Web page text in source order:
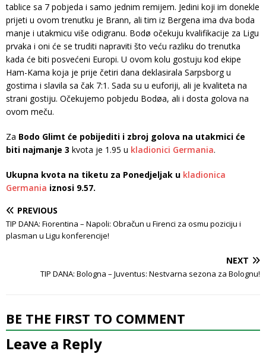
tablice sa 7 pobjeda i samo jednim remijem. Jedini koji im donekle
prijeti u ovom trenutku je Brann, ali tim iz Bergena ima dva boda
manje i utakmicu više odigranu. Bodø očekuju kvalifikacije za Ligu
prvaka i oni će se truditi napraviti što veću razliku do trenutka
kada će biti posvećeni Europi. U ovom kolu gostuju kod ekipe
Ham-Kama koja je prije četiri dana deklasirala Sarpsborg u
gostima i slavila sa čak 7:1. Sada su u euforiji, ali je kvaliteta na
strani gostiju. Očekujemo pobjedu Bodøa, ali i dosta golova na
ovom meču.
Za Bodo Glimt će pobijediti i zbroj golova na utakmici će
biti najmanje 3 kvota je 1.95 u kladionici Germania.
Ukupna kvota na tiketu za Ponedjeljak u kladionica
Germania iznosi 9.57.
PREVIOUS
TIP DANA: Fiorentina – Napoli: Obračun u Firenci za osmu poziciju i
plasman u Ligu konferencije!
NEXT
TIP DANA: Bologna – Juventus: Nestvarna sezona za Bolognu!
BE THE FIRST TO COMMENT
Leave a Reply